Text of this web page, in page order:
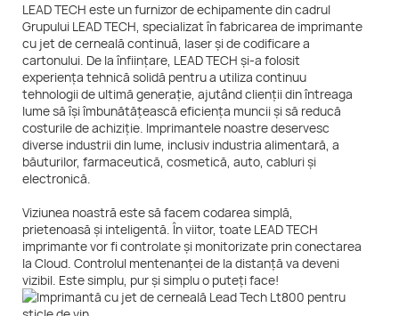
LEAD TECH este un furnizor de echipamente din cadrul
Grupului LEAD TECH, specializat în fabricarea de imprimante
cu jet de cerneală continuă, laser și de codificare a
cartonului. De la înființare, LEAD TECH și-a folosit
experiența tehnică solidă pentru a utiliza continuu
tehnologii de ultimă generație, ajutând clienții din întreaga
lume să își îmbunătățească eficiența muncii și să reducă
costurile de achiziție. Imprimantele noastre deservesc
diverse industrii din lume, inclusiv industria alimentară, a
băuturilor, farmaceutică, cosmetică, auto, cabluri și
electronică.
Viziunea noastră este să facem codarea simplă,
prietenoasă și inteligentă. În viitor, toate LEAD TECH
imprimante vor fi controlate și monitorizate prin conectarea
la Cloud. Controlul mentenanței de la distanță va deveni
vizibil. Este simplu, pur și simplu o puteți face!